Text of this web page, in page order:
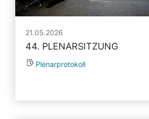
21.05.2026
44. PLENARSITZUNG
Plenarprotokoll